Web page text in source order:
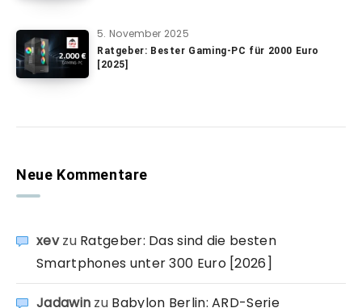
5. November 2025
Ratgeber: Bester Gaming-PC für 2000 Euro
[2025]
Neue Kommentare
xevzu Ratgeber: Das sind die besten
Smartphones unter 300 Euro [2026]
Jadawin zu Babylon Berlin: ARD-Serie